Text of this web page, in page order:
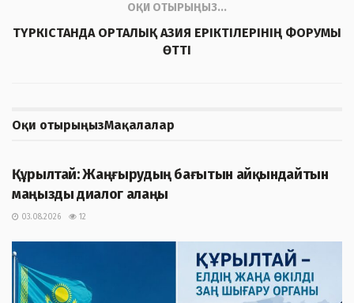
ОҚИ ОТЫРЫҢЫЗ...
ТҮРКІСТАНДА ОРТАЛЫҚ АЗИЯ ЕРІКТІЛЕРІНІҢ ФОРУМЫ
ӨТТІ
Оқи отырыңызМақалалар
Құрылтай: Жаңғырудың бағытын айқындайтын
маңызды диалог алаңы
03.08.2026 12